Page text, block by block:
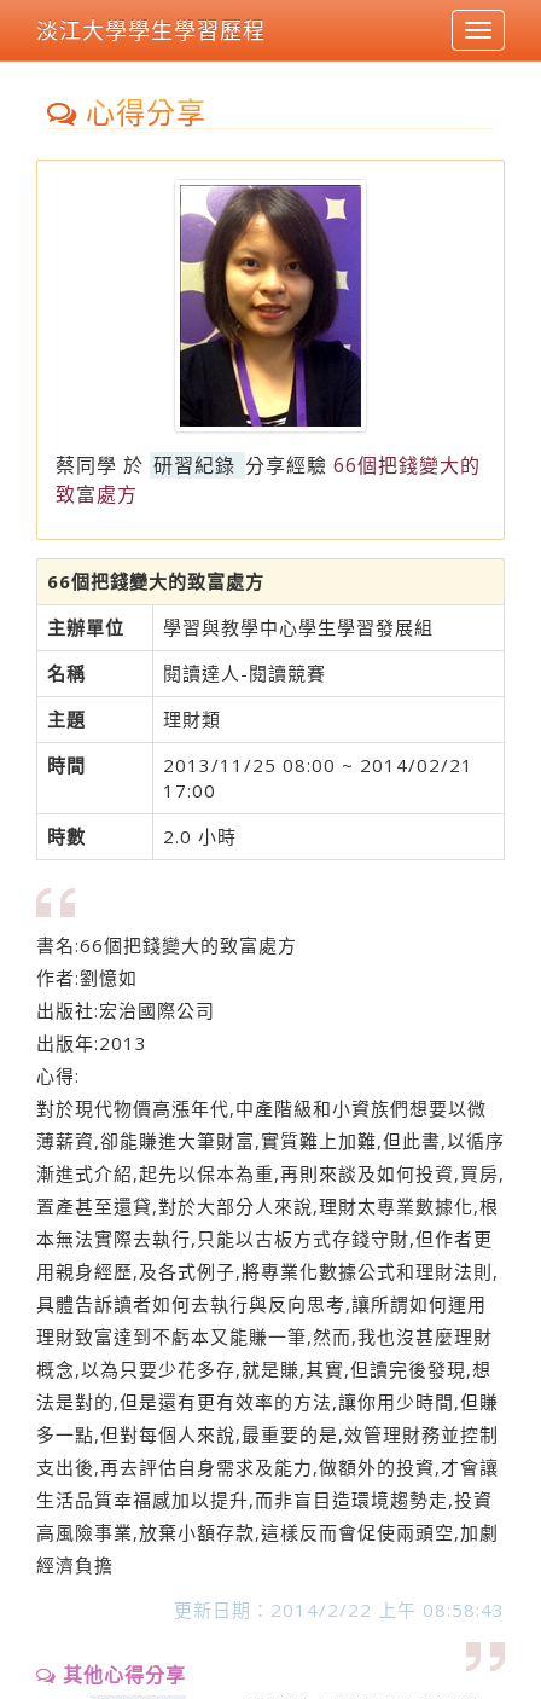
Toggle
淡江大學學生學習歷程
心得分享
蔡同學 於 研習紀錄 分享經驗 66個把錢變大的
致富處方
66個把錢變大的致富處方
主辦單位
學習與教學中心學生學習發展組
名稱
閱讀達人-閱讀競賽
主題
理財類
時間
2013/11/25 08:00 ~ 2014/02/21
17:00
時數
2.0 小時
書名:66個把錢變大的致富處方
作者:劉憶如
出版社:宏治國際公司
出版年:2013
心得:
對於現代物價高漲年代,中產階級和小資族們想要以微
薄薪資,卻能賺進大筆財富,實質難上加難,但此書,以循序
漸進式介紹,起先以保本為重,再則來談及如何投資,買房,
置產甚至還貸,對於大部分人來說,理財太專業數據化,根
本無法實際去執行,只能以古板方式存錢守財,但作者更
用親身經歷,及各式例子,將專業化數據公式和理財法則,
具體告訴讀者如何去執行與反向思考,讓所謂如何運用
理財致富達到不虧本又能賺一筆,然而,我也沒甚麼理財
概念,以為只要少花多存,就是賺,其實,但讀完後發現,想
法是對的,但是還有更有效率的方法,讓你用少時間,但賺
多一點,但對每個人來說,最重要的是,效管理財務並控制
支出後,再去評估自身需求及能力,做額外的投資,才會讓
生活品質幸福感加以提升,而非盲目造環境趨勢走,投資
高風險事業,放棄小額存款,這樣反而會促使兩頭空,加劇
經濟負擔
更新日期：2014/2/22 上午 08:58:43
其他心得分享